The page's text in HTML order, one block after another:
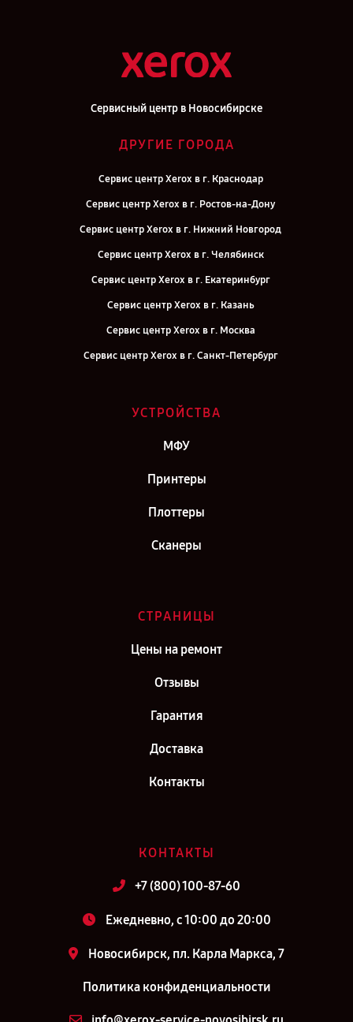
Сервисный центр в Новосибирске
ДРУГИЕ ГОРОДА
Сервис центр Xerox в г. Краснодар
Сервис центр Xerox в г. Ростов-на-Дону
Сервис центр Xerox в г. Нижний Новгород
Сервис центр Xerox в г. Челябинск
Сервис центр Xerox в г. Екатеринбург
Сервис центр Xerox в г. Казань
Сервис центр Xerox в г. Москва
Сервис центр Xerox в г. Санкт-Петербург
УСТРОЙСТВА
МФУ
Принтеры
Плоттеры
Сканеры
СТРАНИЦЫ
Цены на ремонт
Отзывы
Гарантия
Доставка
Контакты
КОНТАКТЫ
+7 (800) 100-87-60
Ежедневно, с 10:00 до 20:00
Новосибирск, пл. Карла Маркса, 7
Политика конфиденциальности